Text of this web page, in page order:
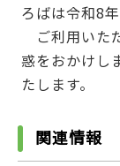
ろばは令和8
ご利用いた
惑をおかけし
たします。
関連情報